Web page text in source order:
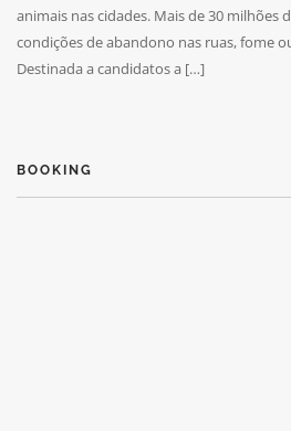
animais nas cidades. Mais de 30 milhões
condições de abandono nas ruas, fome
Destinada a candidatos a […]
BOOKING